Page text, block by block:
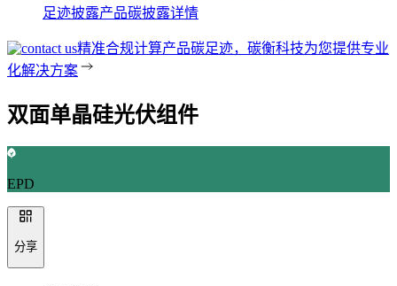
足迹披露产品碳披露详情
精准合规计算产品碳足迹，碳衡科技为您提供专业
化解决方案
双面单晶硅光伏组件
EPD
分享